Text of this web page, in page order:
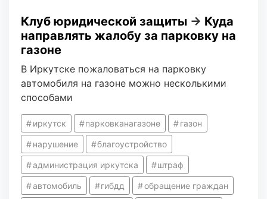
Клуб юридической защиты → Куда
направлять жалобу за парковку на
газоне
В Иркутске пожаловаться на парковку
автомобиля на газоне можно несколькими
способами
иркутск парковканагазоне газон
нарушение благоустройство
администрация иркутска штраф
автомобиль гибдд обращение граждан